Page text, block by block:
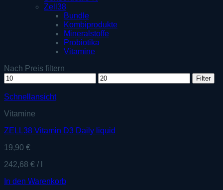
Zell38
Bundle
Kombiprodukte
Mineralstoffe
Probiotika
Vitamine
Nach Preis filtern
Min.
Preis
Max.
Preis
Filter
Schnellansicht
Vitamine
ZELL38 Vitamin D3 Daily liquid
19,90 €
242,68 € /
In den Warenkorb